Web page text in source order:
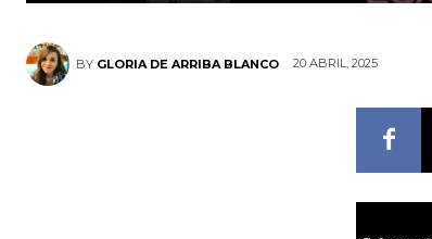
BY GLORIA DE ARRIBA BLANCO 20 ABRIL, 2025